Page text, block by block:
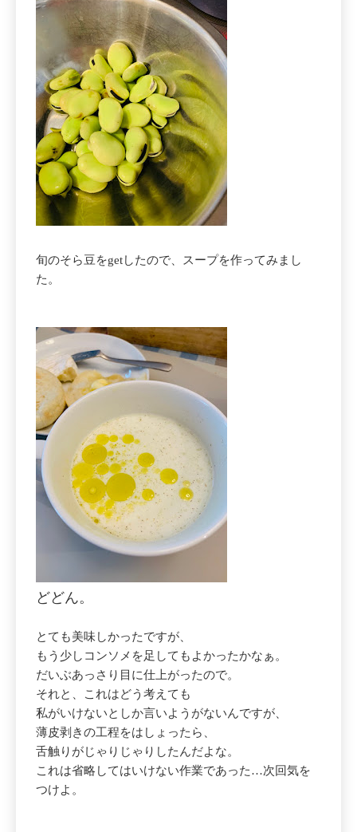
旬のそら豆をgetしたので、スープを作ってみまし
た。
どどん。
とても美味しかったですが、
もう少しコンソメを足してもよかったかなぁ。
だいぶあっさり目に仕上がったので。
それと、これはどう考えても
私がいけないとしか言いようがないんですが、
薄皮剥きの工程をはしょったら、
舌触りがじゃりじゃりしたんだよな。
これは省略してはいけない作業であった…次回気を
つけよ。